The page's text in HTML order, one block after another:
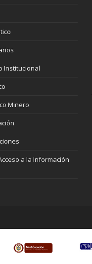
Institucional
Minero
a la Información